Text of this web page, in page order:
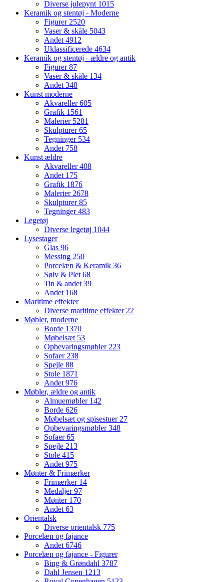
Diverse julepynt 1015
Keramik og stentøj - Moderne
Figurer 2520
Vaser & skåle 5043
Andet 4912
Uklassificerede 4634
Keramik og stentøj - ældre og antik
Figurer87
Vaser & skåle 134
Andet 348
Kunst moderne
Akvareller605
Grafik 1561
Malerier 5281
Skulpturer65
Tegninger 534
Andet 758
Kunst ældre
Akvareller408
Andet 175
Grafik 1876
Malerier 2678
Skulpturer85
Tegninger483
Legetøj
Diverse legetøj 1044
Lysestager
Glas 96
Messing 250
Porcelæn & Keramik 36
Sølv & Plet 68
Tin & andet 39
Andet 168
Maritime effekter
Diverse maritime effekter 22
Møbler, moderne
Borde 1370
Møbelsæt 53
Opbevaringsmøbler 223
Sofaer 238
Spejle 88
Stole 1871
Andet 976
Møbler, ældre og antik
Almuemøbler 142
Borde 626
Møbelsæt og spisestuer 27
Opbevaringsmøbler348
Sofaer65
Spejle 213
Stole 415
Andet 975
Mønter & Frimærker
Frimærker 14
Medaljer97
Mønter 170
Andet 63
Orientalsk
Diverse orientalsk 775
Porcelæn og fajance
Andet 6746
Porcelæn og fajance - Figurer
Bing & Grøndahl 3787
Dahl Jensen 1213